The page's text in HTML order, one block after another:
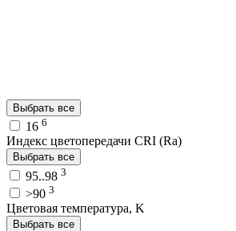
Выбрать все
16 6
Индекс цветопередачи CRI (Ra)
Выбрать все
95..98 3
>90 3
Цветовая температура, K
Выбрать все